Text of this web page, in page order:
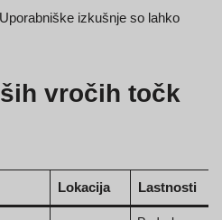
izkušnje so lahko
vročih točk
Lokacija Lastnosti